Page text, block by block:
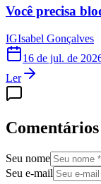
Você precisa
IGIsabel Gonçalves
16 de jul. de
Ler
Comentários
Seu nome
Seu e-mail